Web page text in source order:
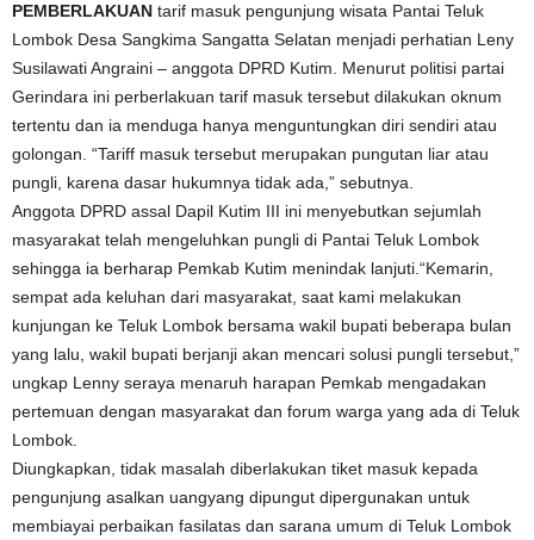
PEMBERLAKUAN tarif masuk pengunjung wisata Pantai Teluk
Lombok Desa Sangkima Sangatta Selatan menjadi perhatian Leny
Susilawati Angraini – anggota DPRD Kutim. Menurut politisi partai
Gerindara ini perberlakuan tarif masuk tersebut dilakukan oknum
tertentu dan ia menduga hanya menguntungkan diri sendiri atau
golongan. “Tariff masuk tersebut merupakan pungutan liar atau
pungli, karena dasar hukumnya tidak ada,” sebutnya.
Anggota DPRD assal Dapil Kutim III ini menyebutkan sejumlah
masyarakat telah mengeluhkan pungli di Pantai Teluk Lombok
sehingga ia berharap Pemkab Kutim menindak lanjuti.“Kemarin,
sempat ada keluhan dari masyarakat, saat kami melakukan
kunjungan ke Teluk Lombok bersama wakil bupati beberapa bulan
yang lalu, wakil bupati berjanji akan mencari solusi pungli tersebut,”
ungkap Lenny seraya menaruh harapan Pemkab mengadakan
pertemuan dengan masyarakat dan forum warga yang ada di Teluk
Lombok.
Diungkapkan, tidak masalah diberlakukan tiket masuk kepada
pengunjung asalkan uangyang dipungut dipergunakan untuk
membiayai perbaikan fasilatas dan sarana umum di Teluk Lombok